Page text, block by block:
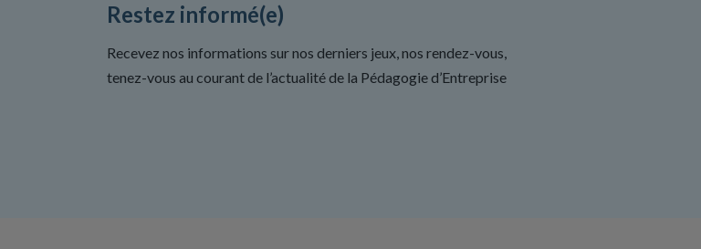
Restez informé(e)
Recevez nos informations sur nos derniers jeux, nos rendez-vous,
tenez-vous au courant de l’actualité de la Pédagogie d’Entreprise